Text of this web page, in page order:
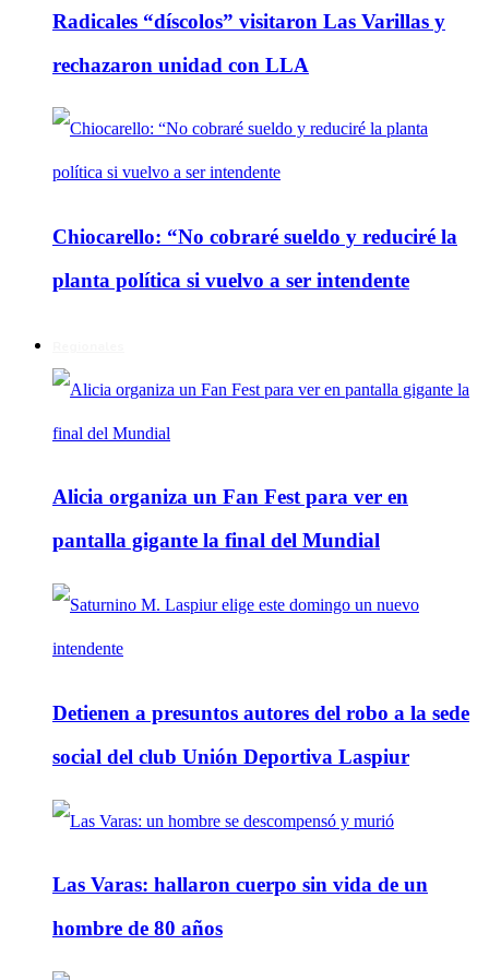
Radicales “díscolos” visitaron Las Varillas y
rechazaron unidad con LLA
Chiocarello: “No cobraré sueldo y reduciré la
planta política si vuelvo a ser intendente
Alicia organiza un Fan Fest para ver en
pantalla gigante la final del Mundial
Detienen a presuntos autores del robo a la sede
social del club Unión Deportiva Laspiur
Las Varas: hallaron cuerpo sin vida de un
hombre de 80 años